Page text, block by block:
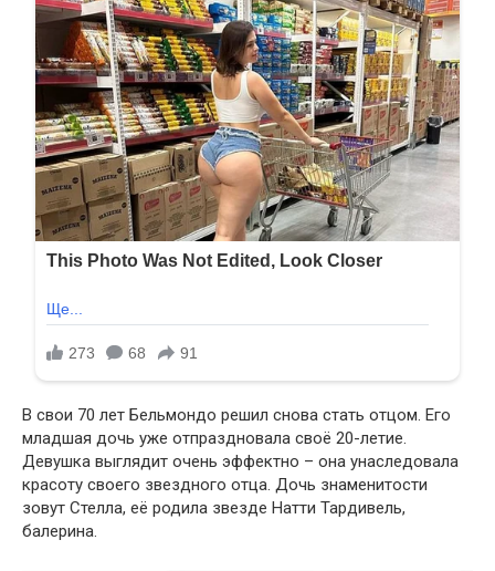
В свои 70 лет Бельмондо решил снова стать отцом. Его
младшая дочь уже отпраздновала своё 20-летие.
Девушка выглядит очень эффектно – она унаследовала
красоту своего звездного отца. Дочь знаменитости
зовут Стелла, её родила звезде Натти Тардивель,
балерина.